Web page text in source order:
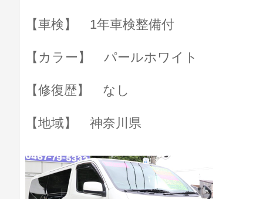
【車検】 1年車検整備付
【カラー】 パールホワイト
【修復歴】 なし
【地域】 神奈川県